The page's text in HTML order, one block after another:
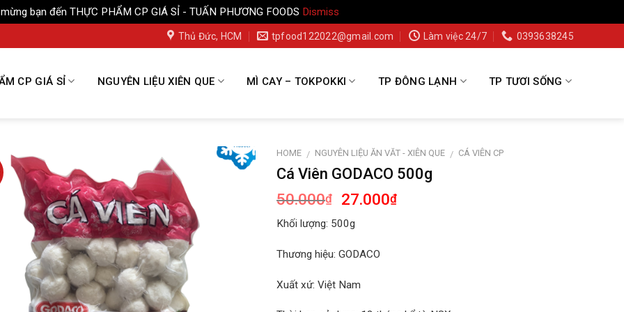
bạn đến THỰC PHẨM CP GIÁ SỈ - TUẤN PHƯƠNG FOODS Dismiss
Thủ Đức, HCM tpfood122022@gmail.com Làm việc 24/7 0393638245
CP GIÁ SỈ NGUYÊN LIỆU XIÊN QUE MÌ CAY – TOKPOKKI TP ĐÔNG LẠNH TP TƯƠI SỐNG
HOME / NGUYÊN LIỆU ĂN VĂT - XIÊN QUE / CÁ VIÊN CP
Cá Viên GODACO 500g
50.000₫ 27.000₫
Khối lượng: 500g
Thương hiệu: GODACO
Xuất xứ: Việt Nam